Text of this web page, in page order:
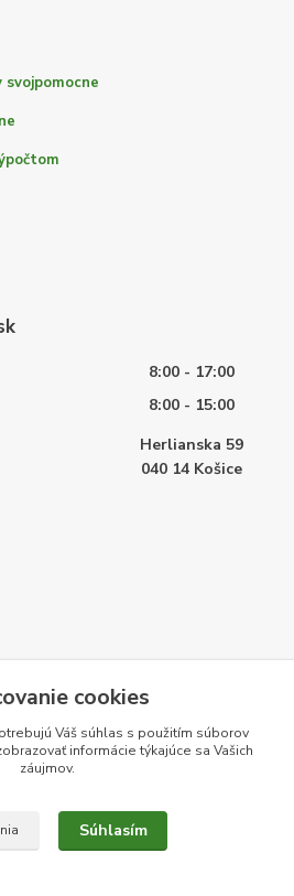
svojpomocne
8:00 - 17:00
8:00 - 15:00
Herlianska 59
040 14 Košice
cookies
Váš súhlas s použitím súborov
informácie týkajúce sa Vašich
záujmov.
Súhlasím